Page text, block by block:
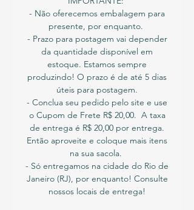
- Não oferecemos embalagem para
presente, por enquanto.
- Prazo para postagem vai depender
da quantidade disponível em
estoque. Estamos sempre
produzindo! O prazo é de até 5 dias
úteis para postagem.
- Conclua seu pedido pelo site e use
o Cupom de Frete R$ 20,00. A taxa
de entrega é R$ 20,00 por entrega.
Então aproveite e coloque mais itens
na sua sacola.
- Só entregamos na cidade do Rio de
Janeiro (RJ), por enquanto! Consulte
nossos locais de entrega!